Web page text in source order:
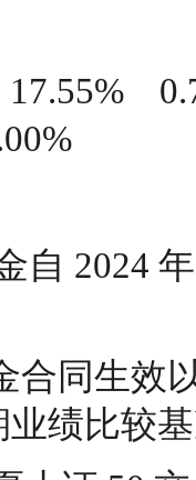
合同生效
业绩比较